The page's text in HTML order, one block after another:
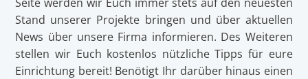
Stand unserer Projekte bringen und über aktuellen
News über unsere Firma informieren. Des Weiteren
stellen wir Euch kostenlos nützliche Tipps für eure
Einrichtung bereit! Benötigt Ihr darüber hinaus einen